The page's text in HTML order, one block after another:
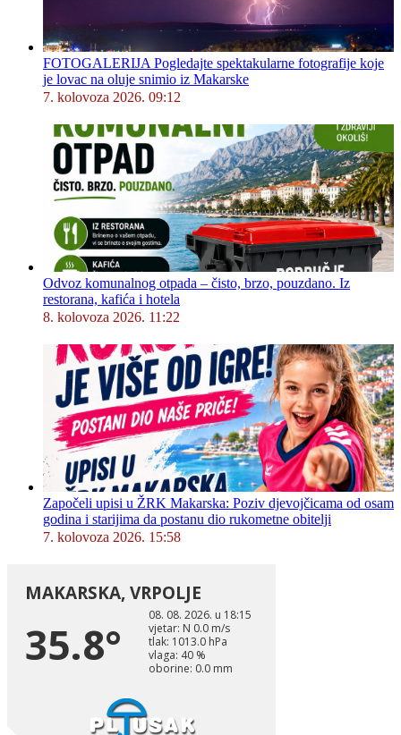
FOTOGALERIJA Pogledajte spektakularne fotografije koje
je lovac na oluje snimio iz Makarske
7. kolovoza 2026. 09:12
Odvoz komunalnog otpada – čisto, brzo, pouzdano. Iz
restorana, kafića i hotela
8. kolovoza 2026. 11:22
Započeli upisi u ŽRK Makarska: Poziv djevojčicama od osam
godina i starijima da postanu dio rukometne obitelji
7. kolovoza 2026. 15:58